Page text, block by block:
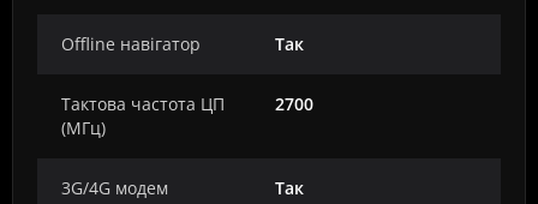
Offline навігатор Так
Тактова частота ЦП
(МГц)
2700
3G/4G модем Так